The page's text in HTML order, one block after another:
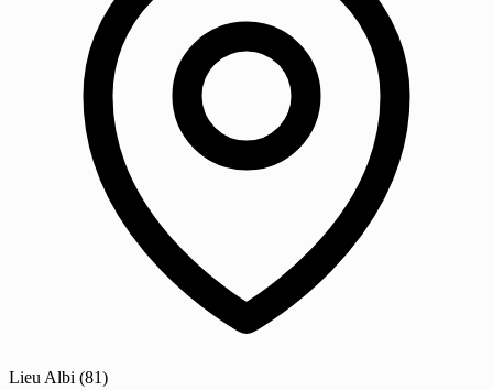
Lieu Albi (81)